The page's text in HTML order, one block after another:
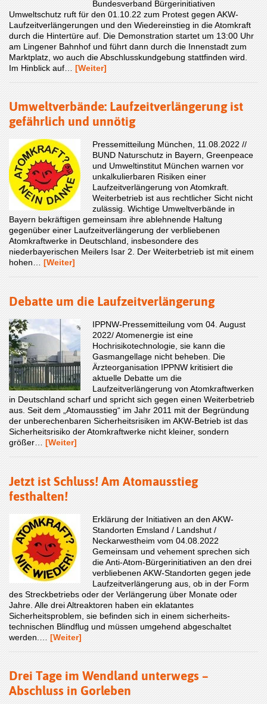
Bundesverband Bürgerinitiativen
Umweltschutz ruft für den 01.10.22 zum Protest gegen AKW-
Laufzeitverlängerungen und den Wiedereinstieg in die Atomkraft
durch die Hintertüre auf. Die Demonstration startet um 13:00 Uhr
am Lingener Bahnhof und führt dann durch die Innenstadt zum
Marktplatz, wo auch die Abschlusskundgebung stattfinden wird.
Im Hinblick auf… [Weiter]
Umweltverbände: Laufzeitverlängerung ist
gefährlich und unnötig
Pressemitteilung München, 11.08.2022 //
BUND Naturschutz in Bayern, Greenpeace
und Umweltinstitut München warnen vor
unkalkulierbaren Risiken einer
Laufzeitverlängerung von Atomkraft.
Weiterbetrieb ist aus rechtlicher Sicht nicht
zulässig. Wichtige Umweltverbände in
Bayern bekräftigen gemeinsam ihre ablehnende Haltung
gegenüber einer Laufzeitverlängerung der verbliebenen
Atomkraftwerke in Deutschland, insbesondere des
niederbayerischen Meilers Isar 2. Der Weiterbetrieb ist mit einem
hohen… [Weiter]
Debatte um die Laufzeitverlängerung
IPPNW-Pressemitteilung vom 04. August
2022/ Atomenergie ist eine
Hochrisikotechnologie, sie kann die
Gasmangellage nicht beheben. Die
Ärzteorganisation IPPNW kritisiert die
aktuelle Debatte um die
Laufzeitverlängerung von Atomkraftwerken
in Deutschland scharf und spricht sich gegen einen Weiterbetrieb
aus. Seit dem „Atomausstieg“ im Jahr 2011 mit der Begründung
der unberechenbaren Sicherheitsrisiken im AKW-Betrieb ist das
Sicherheitsrisiko der Atomkraftwerke nicht kleiner, sondern
größer… [Weiter]
Jetzt ist Schluss! Am Atomausstieg
festhalten!
Erklärung der Initiativen an den AKW-
Standorten Emsland / Landshut /
Neckarwestheim vom 04.08.2022
Gemeinsam und vehement sprechen sich
die Anti-Atom-Bürgerinitiativen an den drei
verbliebenen AKW-Standorten gegen jede
Laufzeitverlängerung aus, ob in der Form
des Streckbetriebs oder der Verlängerung über Monate oder
Jahre. Alle drei Altreaktoren haben ein eklatantes
Sicherheitsproblem, sie befinden sich in einem sicherheits-
technischen Blindflug und müssen umgehend abgeschaltet
werden.… [Weiter]
Drei Tage im Wendland unterwegs –
Abschluss in Gorleben